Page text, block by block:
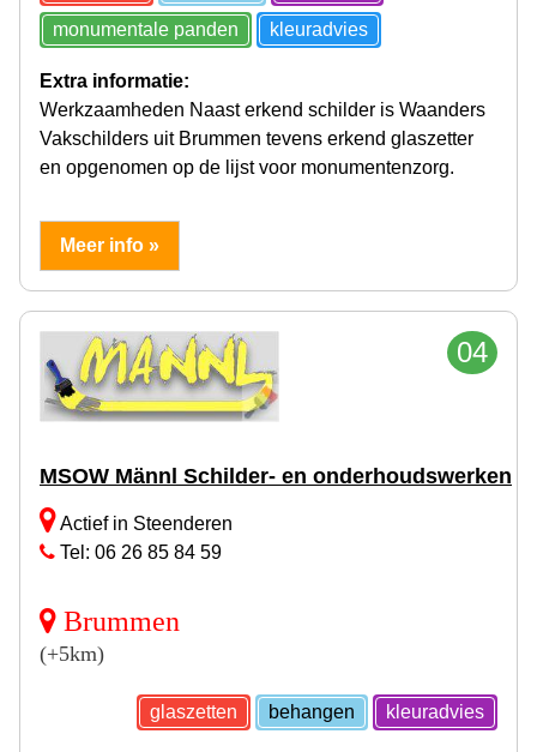
monumentale panden kleuradvies
Extra informatie:
Werkzaamheden Naast erkend schilder is Waanders
Vakschilders uit Brummen tevens erkend glaszetter
en opgenomen op de lijst voor monumentenzorg.
Meer info »
04
MSOW Männl Schilder- en onderhoudswerken
Actief in Steenderen
Tel: 06 26 85 84 59
Brummen
(+5km)
glaszetten behangen kleuradvies